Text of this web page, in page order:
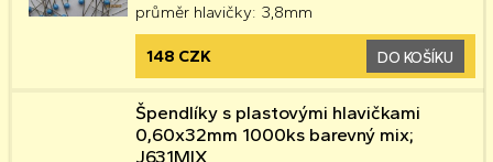
průměr hlavičky: 3,8mm
148 CZK DO KOŠÍKU
Špendlíky s plastovými hlavičkami
0,60x32mm 1000ks barevný mix;
J631MIX